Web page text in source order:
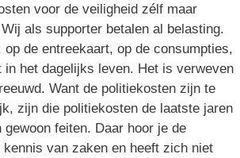
voor de veiligheid zélf maar
als supporter betalen al belasting.
de entreekaart, op de consumpties,
het dagelijks leven. Het is verweven
Want de politiekosten zijn te
zijn die politiekosten de laatste jaren
feiten. Daar hoor je de
van zaken en heeft zich niet